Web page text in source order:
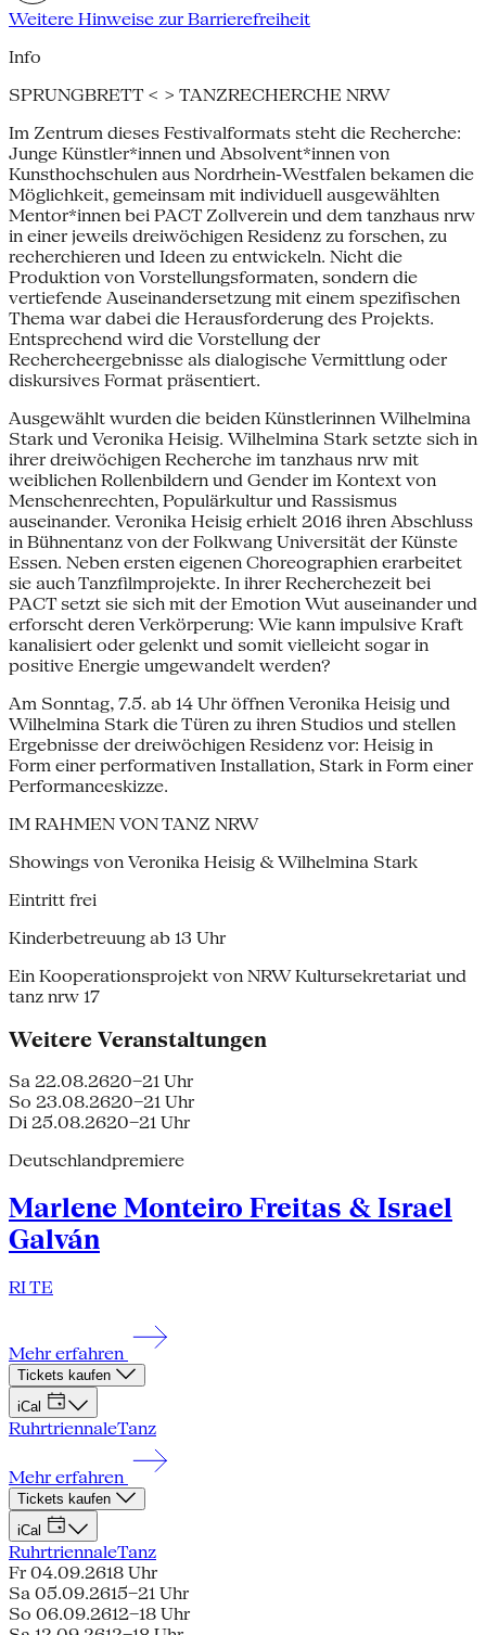
Weitere Hinweise zur Barrierefreiheit
Info
SPRUNGBRETT < > TANZRECHERCHE NRW
Im Zentrum dieses Festivalformats steht die Recherche:
Junge Künstler*innen und Absolvent*innen von
Kunsthochschulen aus Nordrhein-Westfalen bekamen die
Möglichkeit, gemeinsam mit individuell ausgewählten
Mentor*innen bei PACT Zollverein und dem tanzhaus nrw
in einer jeweils dreiwöchigen Residenz zu forschen, zu
recherchieren und Ideen zu entwickeln. Nicht die
Produktion von Vorstellungsformaten, sondern die
vertiefende Auseinandersetzung mit einem spezifischen
Thema war dabei die Herausforderung des Projekts.
Entsprechend wird die Vorstellung der
Rechercheergebnisse als dialogische Vermittlung oder
diskursives Format präsentiert.
Ausgewählt wurden die beiden Künstlerinnen Wilhelmina
Stark und Veronika Heisig. Wilhelmina Stark setzte sich in
ihrer dreiwöchigen Recherche im tanzhaus nrw mit
weiblichen Rollenbildern und Gender im Kontext von
Menschenrechten, Populärkultur und Rassismus
auseinander. Veronika Heisig erhielt 2016 ihren Abschluss
in Bühnentanz von der Folkwang Universität der Künste
Essen. Neben ersten eigenen Choreographien erarbeitet
sie auch Tanzfilmprojekte. In ihrer Recherchezeit bei
PACT setzt sie sich mit der Emotion Wut auseinander und
erforscht deren Verkörperung: Wie kann impulsive Kraft
kanalisiert oder gelenkt und somit vielleicht sogar in
positive Energie umgewandelt werden?
Am Sonntag, 7.5. ab 14 Uhr öffnen Veronika Heisig und
Wilhelmina Stark die Türen zu ihren Studios und stellen
Ergebnisse der dreiwöchigen Residenz vor: Heisig in
Form einer performativen Installation, Stark in Form einer
Performanceskizze.
IM RAHMEN VON TANZ NRW
Showings von Veronika Heisig & Wilhelmina Stark
Eintritt frei
Kinderbetreuung ab 13 Uhr
Ein Kooperationsprojekt von NRW Kultursekretariat und
tanz nrw 17
Weitere Veranstaltungen
Sa 22.08.2620–21 Uhr
So 23.08.2620–21 Uhr
Di 25.08.2620–21 Uhr
Deutschlandpremiere
Marlene Monteiro Freitas & Israel
Galván
RI TE
Mehr erfahren
Tickets kaufen
iCal
RuhrtriennaleTanz
Mehr erfahren
Tickets kaufen
iCal
RuhrtriennaleTanz
Fr 04.09.2618 Uhr
Sa 05.09.2615–21 Uhr
So 06.09.2612–18 Uhr